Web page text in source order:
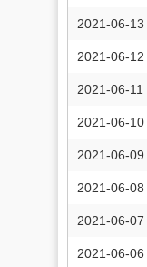
2021-06-13
2021-06-12
2021-06-11
2021-06-10
2021-06-09
2021-06-08
2021-06-07
2021-06-06